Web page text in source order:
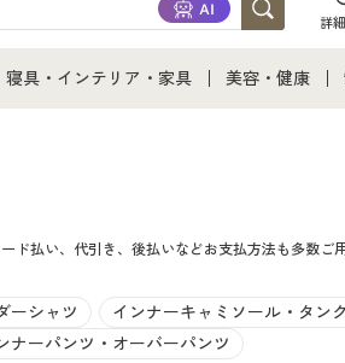
詳
・日用品
寝具・インテリア・家具
寝具・ベッド
カーテン・ラグ・ファブリック
美容・健康
払い、代引き、後払いなどお支払方法も多数ご用
ーシャツ インナーキャミソール・タン
ナーパンツ・オーバーパンツ